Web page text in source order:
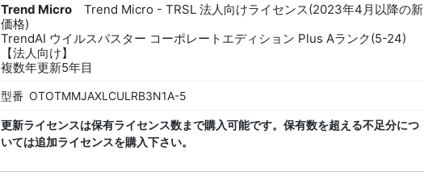
Trend Micro
Trend Micro - TRSL 法人向けライセンス(2023年4月以降の新
価格)
TrendAI ウイルスバスター コーポレートエディション Plus Aランク(5-24)
【法人向け】
複数年更新5年目
型番 OTOTMMJAXLCULRB3N1A-5
更新ライセンスは保有ライセンス数まで購入可能です。保有数を超える不足分につ
いては追加ライセンスを購入下さい。